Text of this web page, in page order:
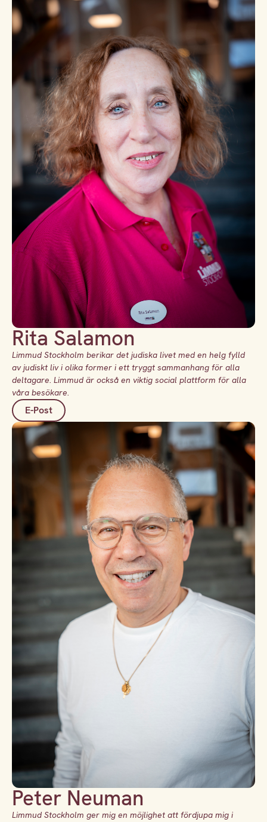
Rita Salamon
Limmud Stockholm berikar det judiska livet med en helg fylld
av judiskt liv i olika former i ett tryggt sammanhang för alla
deltagare. Limmud är också en viktig social plattform för alla
våra besökare.
E-Post
Peter Neuman
Limmud Stockholm ger mig en möjlighet att fördjupa mig i